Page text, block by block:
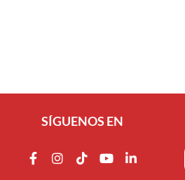
SÍGUENOS EN